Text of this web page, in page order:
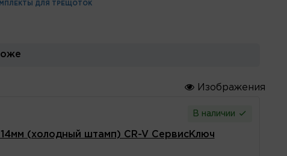
ДЛЯ ТРЕЩОТОК
Изображения
В наличии
(холодный штамп) CR-V СервисКлюч